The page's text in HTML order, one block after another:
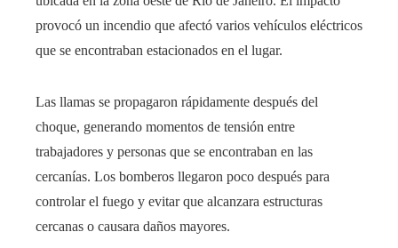
provocó un incendio que afectó varios vehículos eléctricos
que se encontraban estacionados en el lugar.
Las llamas se propagaron rápidamente después del
choque, generando momentos de tensión entre
trabajadores y personas que se encontraban en las
cercanías. Los bomberos llegaron poco después para
controlar el fuego y evitar que alcanzara estructuras
cercanas o causara daños mayores.